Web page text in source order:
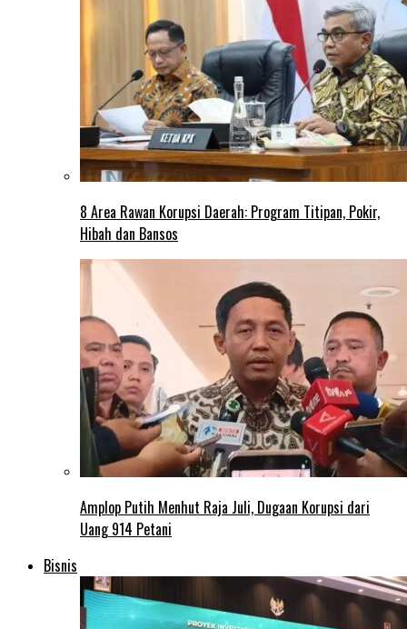
8 Area Rawan Korupsi Daerah: Program Titipan, Pokir,
Hibah dan Bansos
Amplop Putih Menhut Raja Juli, Dugaan Korupsi dari
Uang 914 Petani
Bisnis